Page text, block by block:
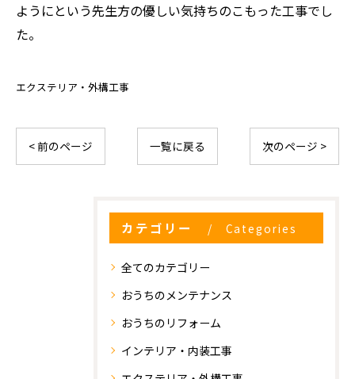
ようにという先生方の優しい気持ちのこもった工事でし
た。
エクステリア・外構工事
< 前のページ 一覧に戻る 次のページ >
カテゴリー Categories
全てのカテゴリー
おうちのメンテナンス
おうちのリフォーム
インテリア・内装工事